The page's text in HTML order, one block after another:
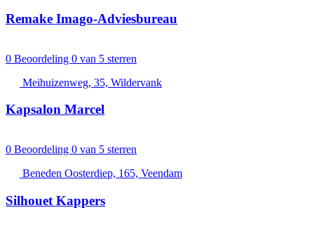
Remake Imago-Adviesbureau
0 Beoordeling 0 van 5 sterren
Meihuizenweg, 35, Wildervank
Kapsalon Marcel
0 Beoordeling 0 van 5 sterren
Beneden Oosterdiep, 165, Veendam
Silhouet Kappers